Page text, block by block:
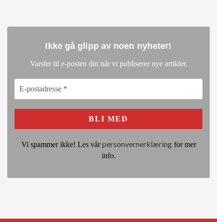
Ikke gå glipp av noen nyheter!
Varsler til e-posten din når vi publiserer nye artikler.
Vi spammer ikke! Les vårpersonvernerklæringfor mer
info.